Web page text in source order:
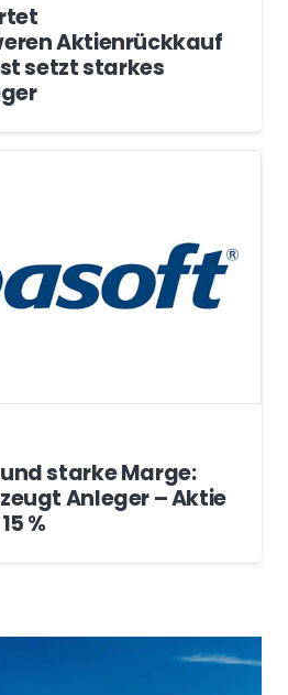
Aktienrückkauf
setzt starkes
starke Marge:
Anleger – Aktie
%